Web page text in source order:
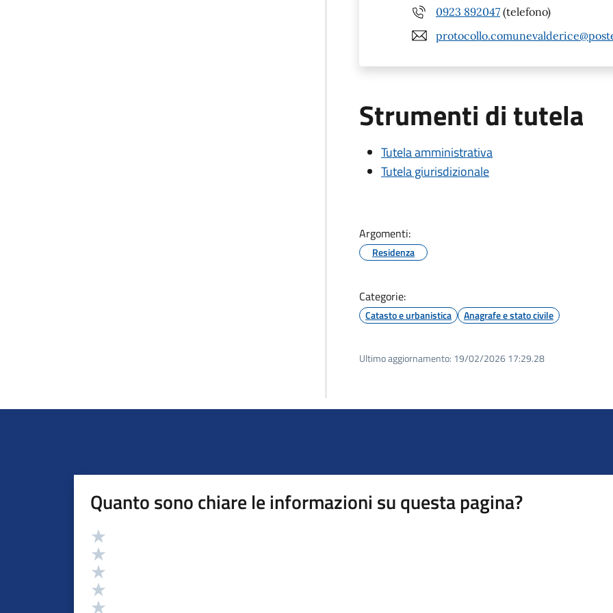
0923 892047 (telefono)
Strumenti di tutela
Tutela amministrativa
Tutela giurisdizionale
Argomenti:
Residenza
Categorie:
Catasto e urbanistica Anagrafe e stato civile
Ultimo aggiornamento: 19/02/2026 17:29.28
Quanto sono chiare le informazioni su questa pagina?
Valutazione